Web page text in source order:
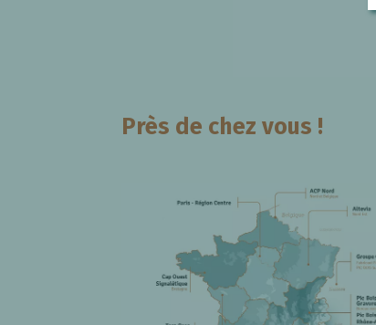
Près de chez vous !